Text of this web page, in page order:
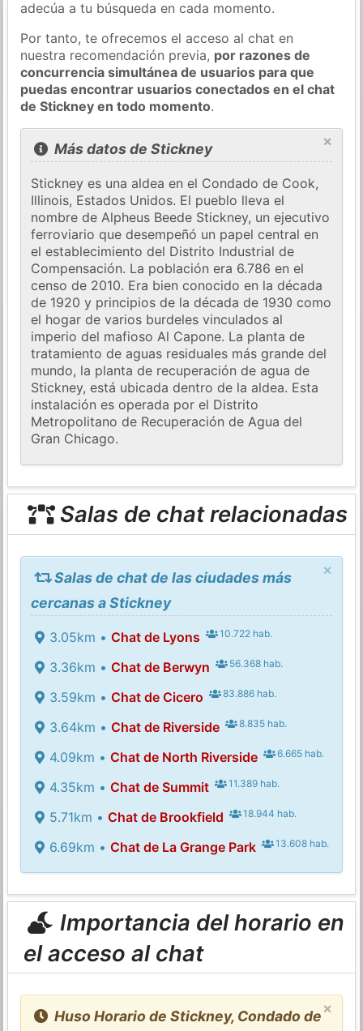
adecúa a tu búsqueda en cada momento.
Por tanto, te ofrecemos el acceso al chat en
nuestra recomendación previa, por razones de
concurrencia simultánea de usuarios para que
puedas encontrar usuarios conectados en el chat
de Stickney en todo momento.
×
Más datos de Stickney
Stickney es una aldea en el Condado de Cook,
Illinois, Estados Unidos. El pueblo lleva el
nombre de Alpheus Beede Stickney, un ejecutivo
ferroviario que desempeñó un papel central en
el establecimiento del Distrito Industrial de
Compensación. La población era 6.786 en el
censo de 2010. Era bien conocido en la década
de 1920 y principios de la década de 1930 como
el hogar de varios burdeles vinculados al
imperio del mafioso Al Capone. La planta de
tratamiento de aguas residuales más grande del
mundo, la planta de recuperación de agua de
Stickney, está ubicada dentro de la aldea. Esta
instalación es operada por el Distrito
Metropolitano de Recuperación de Agua del
Gran Chicago.
Salas de chat relacionadas
×
Salas de chat de las ciudades más
cercanas a Stickney
3.05km • Chat de Lyons 10.722 hab.
3.36km • Chat de Berwyn 56.368 hab.
3.59km • Chat de Cicero 83.886 hab.
3.64km • Chat de Riverside 8.835 hab.
4.09km • Chat de North Riverside 6.665 hab.
4.35km • Chat de Summit 11.389 hab.
5.71km • Chat de Brookfield 18.944 hab.
6.69km • Chat de La Grange Park 13.608 hab.
Importancia del horario en
el acceso al chat
×
Huso Horario de Stickney, Condado de